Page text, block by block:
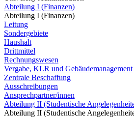
Abteilung I (Finanzen)
Abteilung I (Finanzen)
Leitung
Sondergebiete
Haushalt
Drittmittel
Rechnungswesen
Vergabe, KLR und Gebäudemanagement
Zentrale Beschaffung
Ausschreibungen
Ansprechpartner/innen
Abteilung II (Studentische
Abteilung II (Studentische